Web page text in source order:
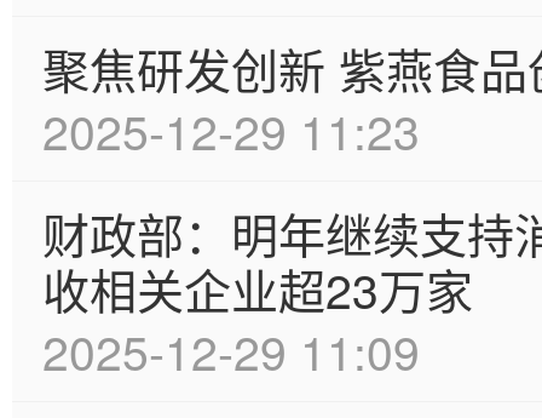
聚焦研发创新 紫燕食
2025-12-29 11:23
财政部：明年继续支持
收相关企业超23万家
2025-12-29 11:09